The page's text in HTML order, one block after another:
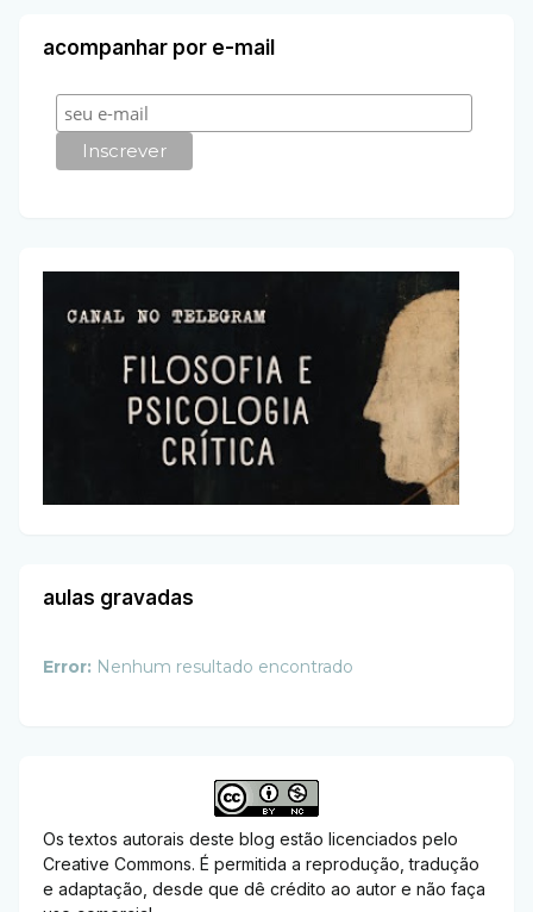
acompanhar por e-mail
aulas gravadas
Error: Nenhum resultado encontrado
Os textos autorais deste blog estão licenciados pelo
Creative Commons. É permitida a reprodução, tradução
e adaptação, desde que dê crédito ao autor e não faça